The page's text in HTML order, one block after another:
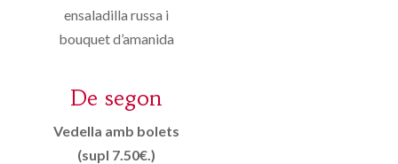
ensaladilla russa i
bouquet d’amanida
De segon
Vedella amb bolets
(supl 7.50€.)